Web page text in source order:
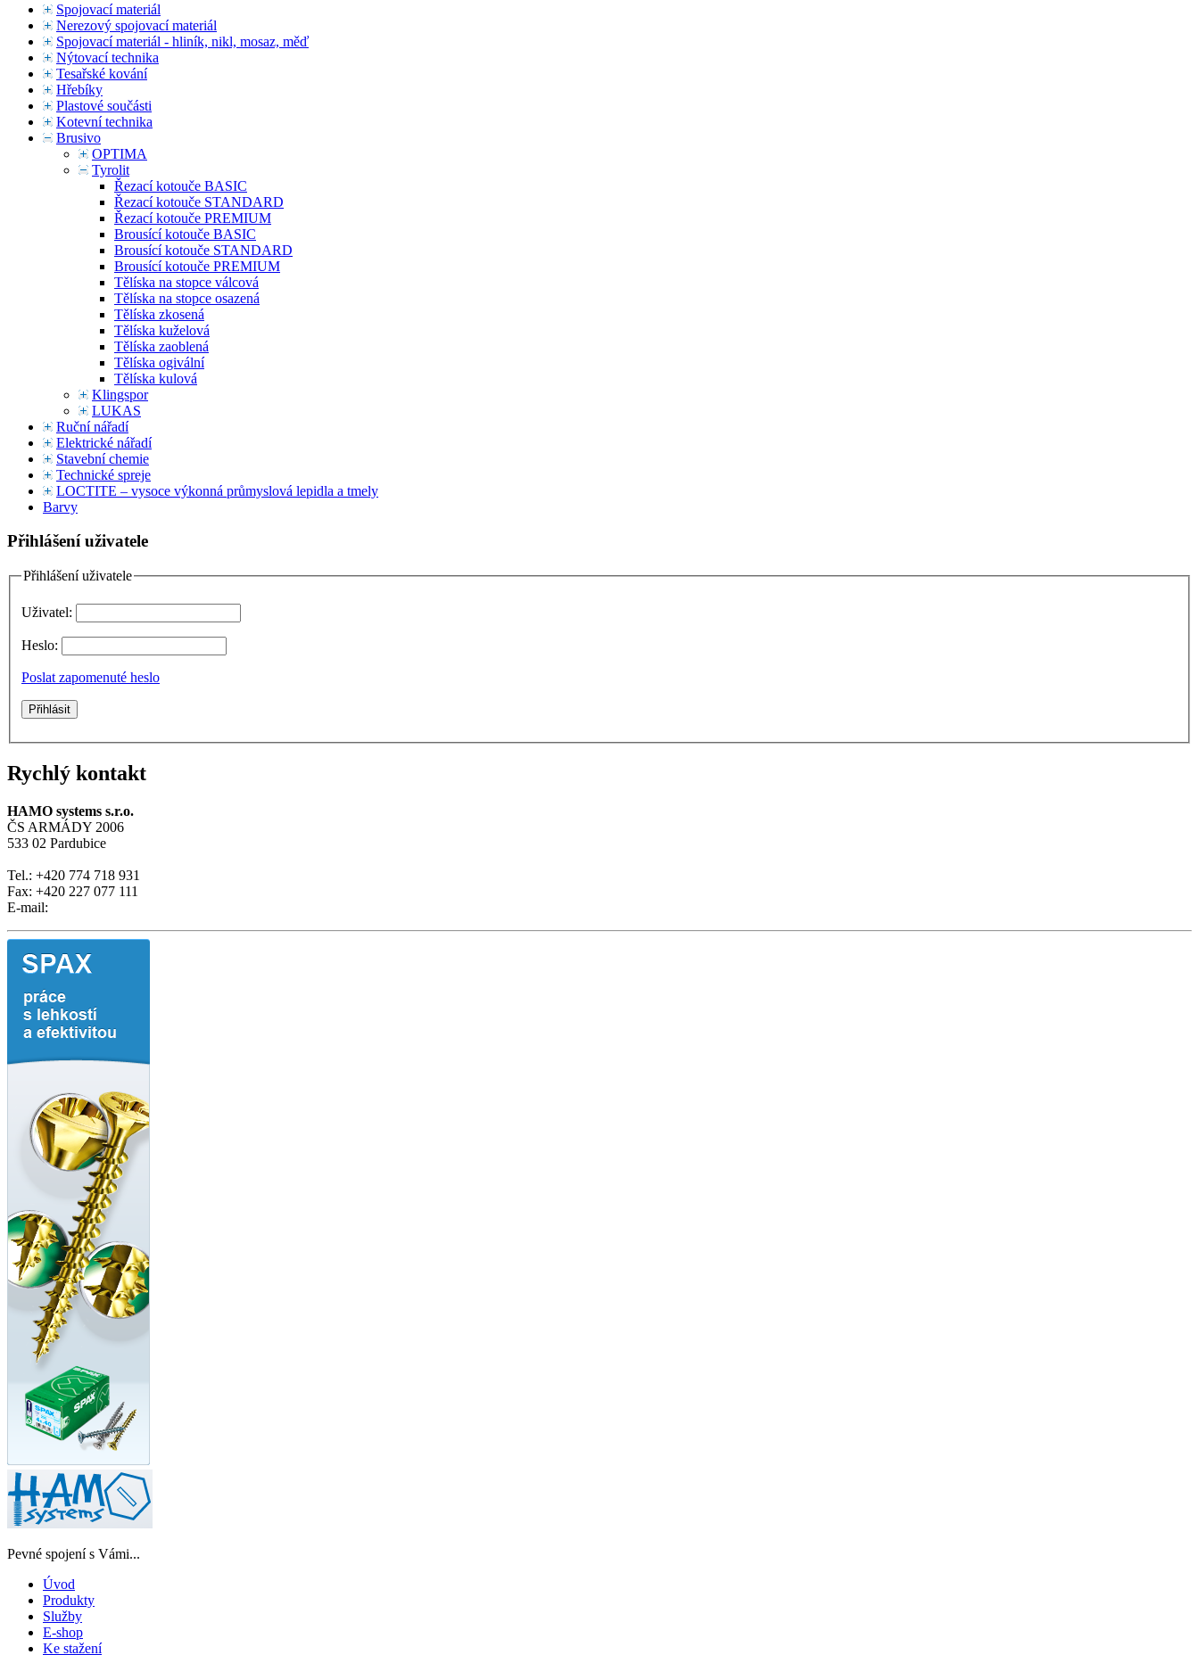
Spojovací materiál
Nerezový spojovací materiál
Spojovací materiál - hliník, nikl, mosaz, měď
Nýtovací technika
Tesařské kování
Hřebíky
Plastové součásti
Kotevní technika
Brusivo
OPTIMA
Tyrolit
Řezací kotouče BASIC
Řezací kotouče STANDARD
Řezací kotouče PREMIUM
Brousící kotouče BASIC
Brousící kotouče STANDARD
Brousící kotouče PREMIUM
Tělíska na stopce válcová
Tělíska na stopce osazená
Tělíska zkosená
Tělíska kuželová
Tělíska zaoblená
Tělíska ogivální
Tělíska kulová
Klingspor
LUKAS
Ruční nářadí
Elektrické nářadí
Stavební chemie
Technické spreje
LOCTITE – vysoce výkonná průmyslová lepidla a tmely
Barvy
Přihlášení uživatele
Přihlášení uživatele
Uživatel:
Heslo:
Poslat zapomenuté heslo
Rychlý kontakt
HAMO systems s.r.o.
ČS ARMÁDY 2006
533 02 Pardubice
Tel.: +420 774 718 931
Fax: +420 227 077 111
E-mail:
Pevné spojení s Vámi...
Úvod
Produkty
Služby
E-shop
Ke stažení